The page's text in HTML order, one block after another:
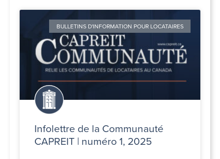
BULLETINS D'INFORMATION POUR LOCATAIRES
Infolettre de la Communauté
CAPREIT | numéro 1, 2025